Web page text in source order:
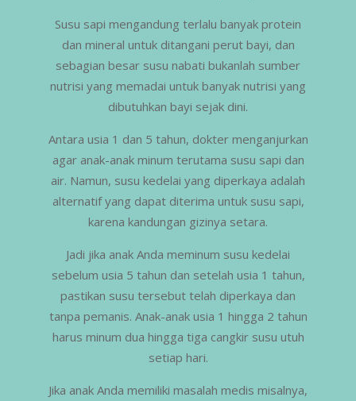
Susu sapi mengandung terlalu banyak protein
dan mineral untuk ditangani perut bayi, dan
sebagian besar susu nabati bukanlah sumber
nutrisi yang memadai untuk banyak nutrisi yang
dibutuhkan bayi sejak dini.
Antara usia 1 dan 5 tahun, dokter menganjurkan
agar anak-anak minum terutama susu sapi dan
air. Namun, susu kedelai yang diperkaya adalah
alternatif yang dapat diterima untuk susu sapi,
karena kandungan gizinya setara.
Jadi jika anak Anda meminum susu kedelai
sebelum usia 5 tahun dan setelah usia 1 tahun,
pastikan susu tersebut telah diperkaya dan
tanpa pemanis. Anak-anak usia 1 hingga 2 tahun
harus minum dua hingga tiga cangkir susu utuh
setiap hari.
Jika anak Anda memiliki masalah medis misalnya,